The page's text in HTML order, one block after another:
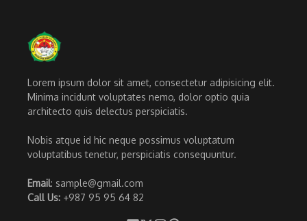
Lorem ipsum dolor sit amet, consectetur adipisicing elit.
Minima incidunt voluptates nemo, dolor optio quia
architecto quis delectus perspiciatis.
Nobis atque id hic neque possimus voluptatum
voluptatibus tenetur, perspiciatis consequuntur.
Email: sample@gmail.com
Call Us: +987 95 95 64 82